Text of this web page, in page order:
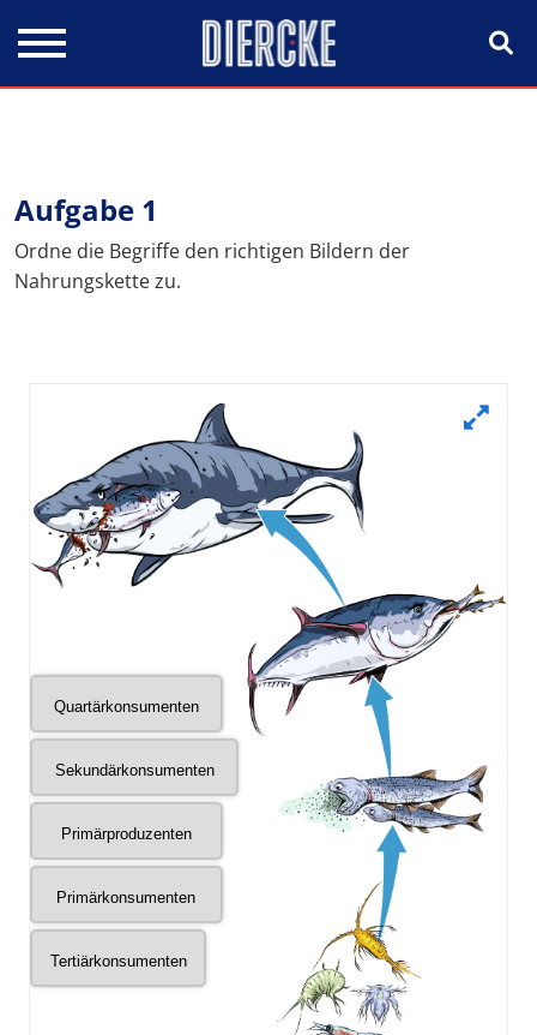
Aufgabe 1
Ordne die Begriffe den richtigen Bildern der
Nahrungskette zu.